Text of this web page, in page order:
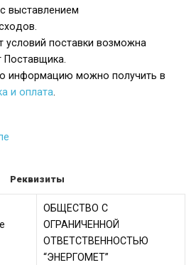
выставлением
условий поставки возможна
Поставщика.
информацию можно получить в
и оплата
Реквизиты
ОБЩЕСТВО С
ОГРАНИЧЕННОЙ
ОТВЕТСТВЕННОСТЬЮ
“ЭНЕРГОМЕТ”